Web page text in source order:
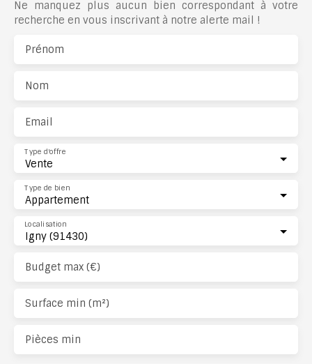
Ne manquez plus aucun bien correspondant à votre
recherche en vous inscrivant à notre alerte mail !
Prénom
Nom
Email
Vente
Type d'offre
Appartement
Type de bien
Igny (91430)
Localisation
Budget max (€)
Surface min (m²)
Pièces min